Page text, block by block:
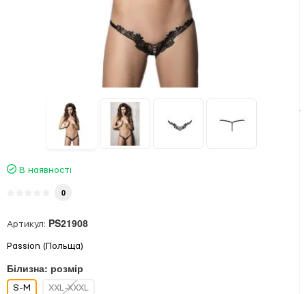
В наявності
0
Артикул: PS21908
Passion (Польща)
Білизна: розмір
S-M XXL-XXXL